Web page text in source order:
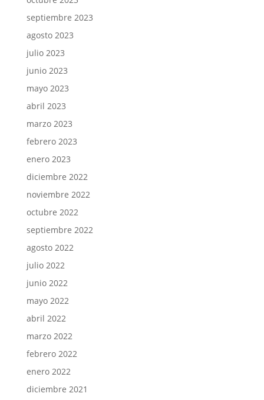
septiembre 2023
agosto 2023
julio 2023
junio 2023
mayo 2023
abril 2023
marzo 2023
febrero 2023
enero 2023
diciembre 2022
noviembre 2022
octubre 2022
septiembre 2022
agosto 2022
julio 2022
junio 2022
mayo 2022
abril 2022
marzo 2022
febrero 2022
enero 2022
diciembre 2021